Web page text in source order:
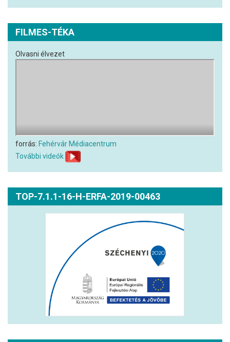
FILMES-TÉKA
Olvasni élvezet
forrás: Fehérvár Médiacentrum
További videók
TOP-7.1.1-16-H-ERFA-2019-00463